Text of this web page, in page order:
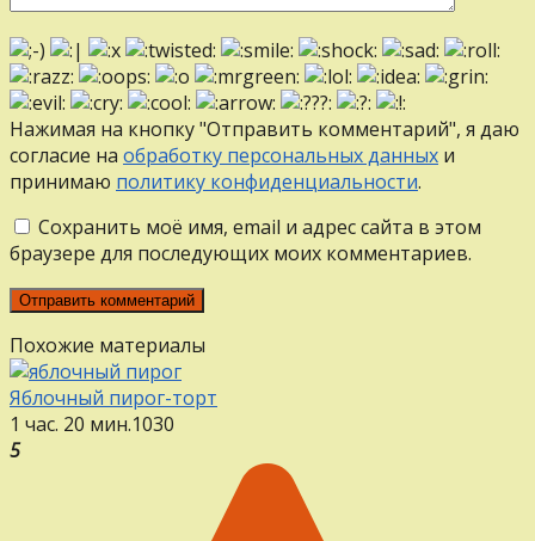
Нажимая на кнопку "Отправить комментарий", я даю
согласие на обработку персональных данных и
принимаю политику конфиденциальности.
Сохранить моё имя, email и адрес сайта в этом
браузере для последующих моих комментариев.
Похожие материалы
Яблочный пирог-торт
1 час. 20 мин.1030
5